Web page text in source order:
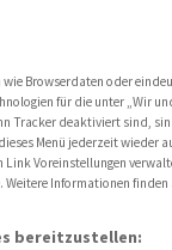
Browserdaten oder
für die unter „Wir
Tracker deaktiviert sind,
Menü jederzeit wieder
Voreinstellungen
Informationen finden
bereitzustellen: